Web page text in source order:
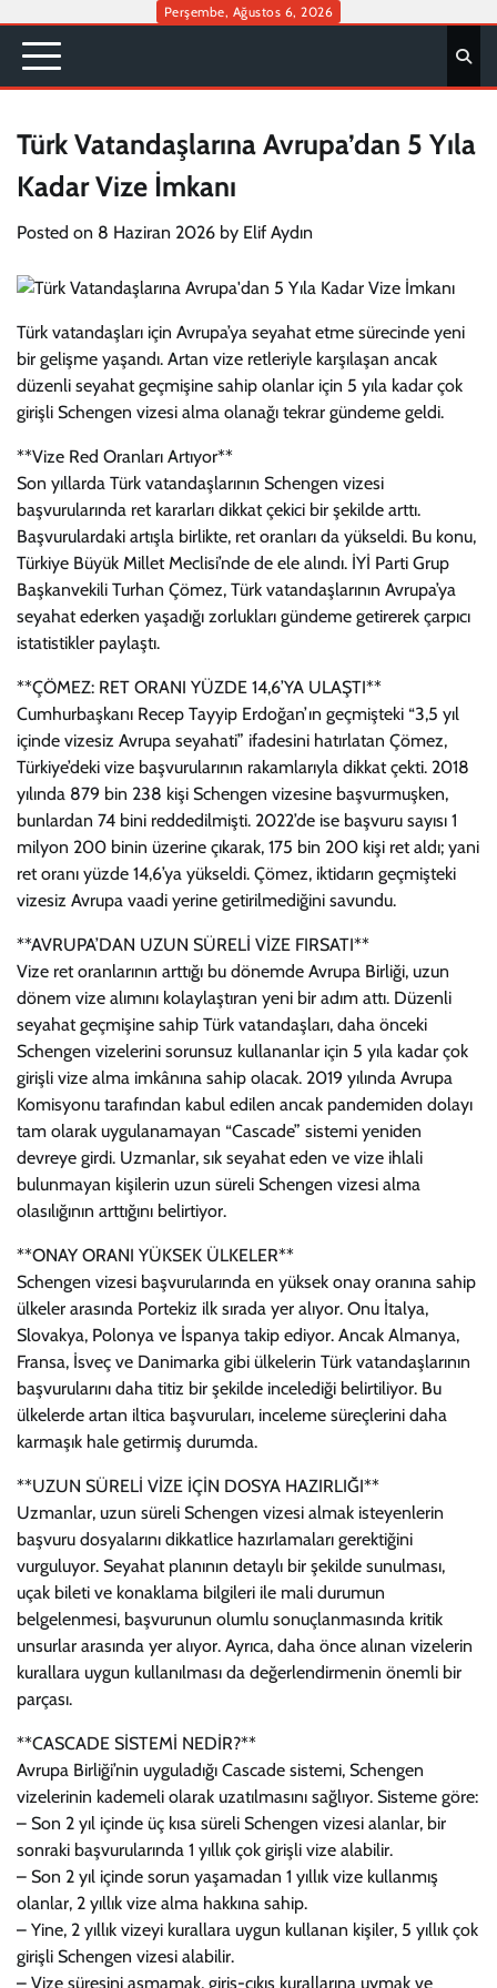
content
Perşembe, Ağustos 6, 2026
Türk Vatandaşlarına Avrupa’dan 5 Yıla
Kadar Vize İmkanı
Posted on 8 Haziran 2026 by Elif Aydın
Türk vatandaşları için Avrupa’ya seyahat etme sürecinde yeni
bir gelişme yaşandı. Artan vize retleriyle karşılaşan ancak
düzenli seyahat geçmişine sahip olanlar için 5 yıla kadar çok
girişli Schengen vizesi alma olanağı tekrar gündeme geldi.
**Vize Red Oranları Artıyor**
Son yıllarda Türk vatandaşlarının Schengen vizesi
başvurularında ret kararları dikkat çekici bir şekilde arttı.
Başvurulardaki artışla birlikte, ret oranları da yükseldi. Bu konu,
Türkiye Büyük Millet Meclisi’nde de ele alındı. İYİ Parti Grup
Başkanvekili Turhan Çömez, Türk vatandaşlarının Avrupa’ya
seyahat ederken yaşadığı zorlukları gündeme getirerek çarpıcı
istatistikler paylaştı.
**ÇÖMEZ: RET ORANI YÜZDE 14,6’YA ULAŞTI**
Cumhurbaşkanı Recep Tayyip Erdoğan’ın geçmişteki “3,5 yıl
içinde vizesiz Avrupa seyahati” ifadesini hatırlatan Çömez,
Türkiye’deki vize başvurularının rakamlarıyla dikkat çekti. 2018
yılında 879 bin 238 kişi Schengen vizesine başvurmuşken,
bunlardan 74 bini reddedilmişti. 2022’de ise başvuru sayısı 1
milyon 200 binin üzerine çıkarak, 175 bin 200 kişi ret aldı; yani
ret oranı yüzde 14,6’ya yükseldi. Çömez, iktidarın geçmişteki
vizesiz Avrupa vaadi yerine getirilmediğini savundu.
**AVRUPA’DAN UZUN SÜRELİ VİZE FIRSATI**
Vize ret oranlarının arttığı bu dönemde Avrupa Birliği, uzun
dönem vize alımını kolaylaştıran yeni bir adım attı. Düzenli
seyahat geçmişine sahip Türk vatandaşları, daha önceki
Schengen vizelerini sorunsuz kullananlar için 5 yıla kadar çok
girişli vize alma imkânına sahip olacak. 2019 yılında Avrupa
Komisyonu tarafından kabul edilen ancak pandemiden dolayı
tam olarak uygulanamayan “Cascade” sistemi yeniden
devreye girdi. Uzmanlar, sık seyahat eden ve vize ihlali
bulunmayan kişilerin uzun süreli Schengen vizesi alma
olasılığının arttığını belirtiyor.
**ONAY ORANI YÜKSEK ÜLKELER**
Schengen vizesi başvurularında en yüksek onay oranına sahip
ülkeler arasında Portekiz ilk sırada yer alıyor. Onu İtalya,
Slovakya, Polonya ve İspanya takip ediyor. Ancak Almanya,
Fransa, İsveç ve Danimarka gibi ülkelerin Türk vatandaşlarının
başvurularını daha titiz bir şekilde incelediği belirtiliyor. Bu
ülkelerde artan iltica başvuruları, inceleme süreçlerini daha
karmaşık hale getirmiş durumda.
**UZUN SÜRELİ VİZE İÇİN DOSYA HAZIRLIĞI**
Uzmanlar, uzun süreli Schengen vizesi almak isteyenlerin
başvuru dosyalarını dikkatlice hazırlamaları gerektiğini
vurguluyor. Seyahat planının detaylı bir şekilde sunulması,
uçak bileti ve konaklama bilgileri ile mali durumun
belgelenmesi, başvurunun olumlu sonuçlanmasında kritik
unsurlar arasında yer alıyor. Ayrıca, daha önce alınan vizelerin
kurallara uygun kullanılması da değerlendirmenin önemli bir
parçası.
**CASCADE SİSTEMİ NEDİR?**
Avrupa Birliği’nin uyguladığı Cascade sistemi, Schengen
vizelerinin kademeli olarak uzatılmasını sağlıyor. Sisteme göre:
– Son 2 yıl içinde üç kısa süreli Schengen vizesi alanlar, bir
sonraki başvurularında 1 yıllık çok girişli vize alabilir.
– Son 2 yıl içinde sorun yaşamadan 1 yıllık vize kullanmış
olanlar, 2 yıllık vize alma hakkına sahip.
– Yine, 2 yıllık vizeyi kurallara uygun kullanan kişiler, 5 yıllık çok
girişli Schengen vizesi alabilir.
– Vize süresini aşmamak, giriş-çıkış kurallarına uymak ve